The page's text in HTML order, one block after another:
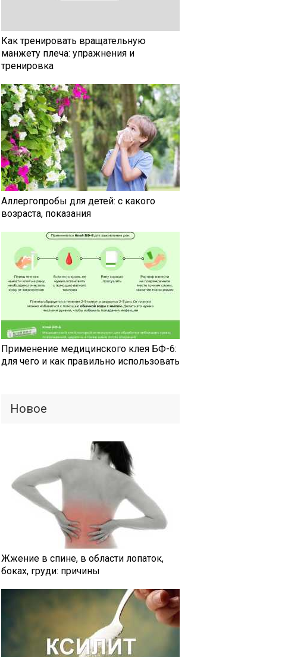
Как тренировать вращательную
манжету плеча: упражнения и
тренировка
Аллергопробы для детей: с какого
возраста, показания
Применение медицинского клея БФ-6:
для чего и как правильно использовать
Новое
Жжение в спине, в области лопаток,
боках, груди: причины